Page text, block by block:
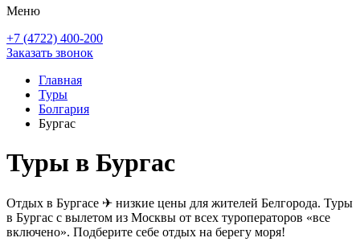
Меню
+7 (4722) 400-200
Заказать звонок
Главная
Туры
Болгария
Бургас
Туры в Бургас
Отдых в Бургасе ✈ низкие цены для жителей Белгорода. Туры
в Бургас с вылетом из Москвы от всех туроператоров «все
включено». Подберите себе отдых на берегу моря!